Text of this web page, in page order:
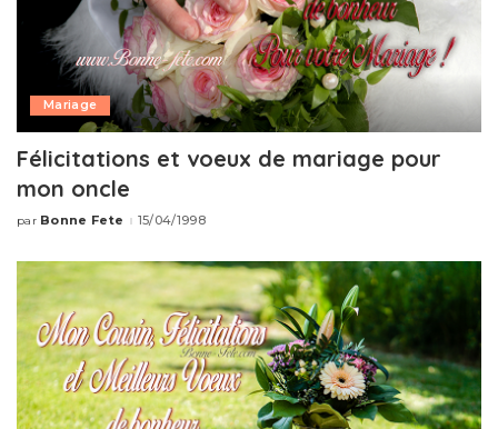
Mariage
Félicitations et voeux de mariage pour
mon oncle
Publié
par Bonne Fete 15/04/1998